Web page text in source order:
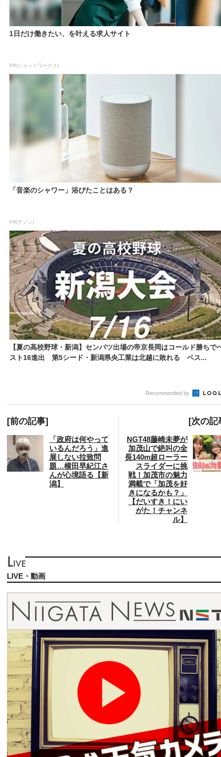
1日だけ働きたい、を叶える求人サイト
PR(ショットワークス)
「音楽のシャワー」浴びたことはある？
PR(デノン)
【夏の高校野球・新潟】センバツ出場の帝京長岡はコールド勝ちで
スト16進出 第5シード・新潟県央工業は北越に敗れる ベス...
Recommended by
[前の記事]
「政府は何やって
いるんだろう」進
展しない拉致問
題…横田早紀江さ
んが心境語る【新
潟】
[次の記
NGT48藤崎未夢が
加茂山で絶叫の全
長140m超ローラー
スライダーに挑
戦！加茂市の魅力
満載で「加茂を好
きになるかも？」
【だいすき！にい
がた！チャンネ
ル】
LIVE・動画